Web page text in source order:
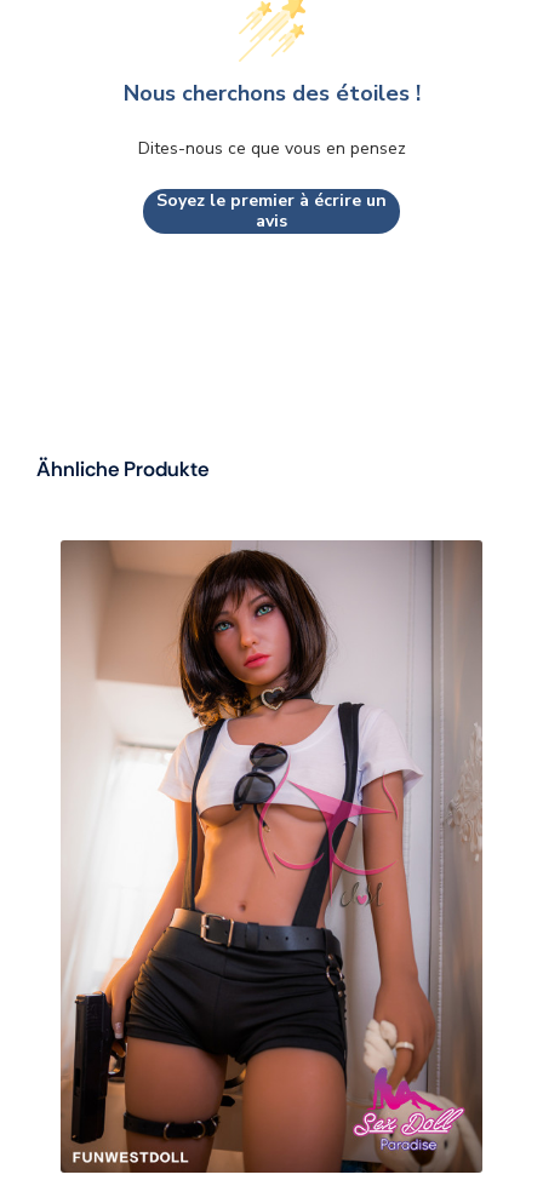
Nous cherchons des étoiles !
Dites-nous ce que vous en pensez
Soyez le premier à écrire un
avis
Ähnliche Produkte